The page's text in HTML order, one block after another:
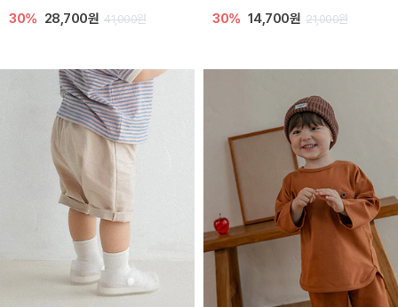
30% 28,700원 41,000원 30% 14,700원 21,000원